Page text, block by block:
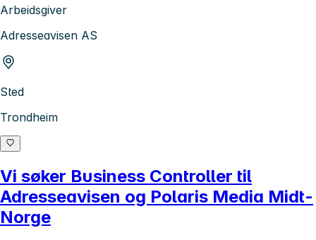
Arbeidsgiver
Adresseavisen AS
Sted
Trondheim
Vi søker Business Controller til
Adresseavisen og Polaris Media Midt-
Norge